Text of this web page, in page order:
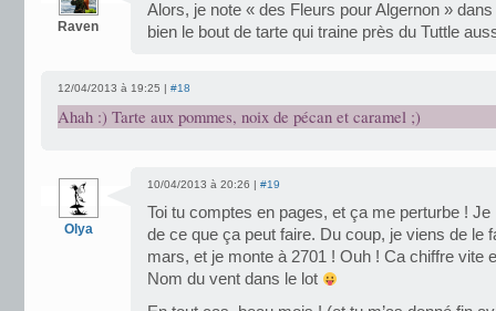
Raven
Alors, je note « des Fleurs pour Algernon »
bien le bout de tarte qui traine près du Tuttle
12/04/2013 à 19:25 | #18
Ahah :) Tarte aux pommes, noix de pécan et caramel ;)
Olya
10/04/2013 à 20:26 | #19
Toi tu comptes en pages, et ça me perturbe !
de ce que ça peut faire. Du coup, je viens de le
mars, et je monte à 2701 ! Ouh ! Ca chiffre vite
Nom du vent dans le lot